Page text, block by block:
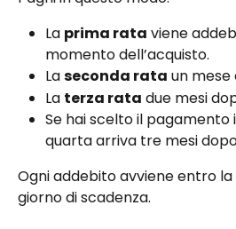
La prima rata viene
momento dell’acquisto.
La seconda rata un mese
La terza rata due mesi
Se hai scelto il pagamento
quarta arriva tre mesi
Ogni addebito avviene entro
giorno di scadenza.